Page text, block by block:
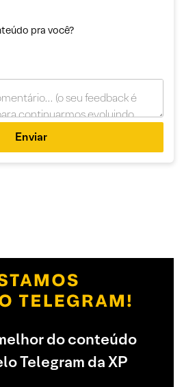
pra você?
Enviar
do conteúdo
Telegram da XP